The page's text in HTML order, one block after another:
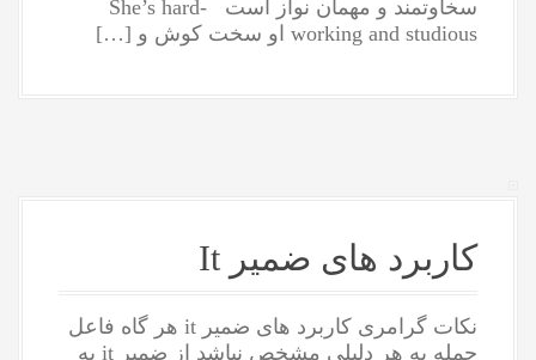
سخاوتمند و مهمان نواز است She’s hard-
working and studious او سخت کوش و […]
کاربرد های ضمیر It
نکات گرامری کاربرد های ضمیر it هر گاه فاعل
جمله به هر دلیلی مشخص نباشد از ضمیر it به